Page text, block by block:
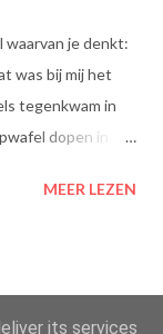
waarvan je denkt:
was bij mij het
tegenkwam in
dopen in
MEER LEZEN
its services